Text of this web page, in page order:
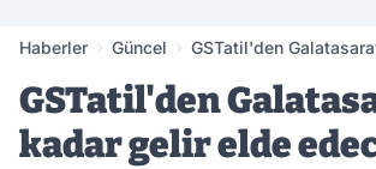
Haberler Güncel
GSTatil'den
GSTatil'den
kadar gelir elde